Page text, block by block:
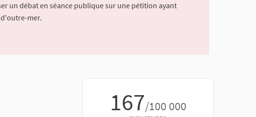
un débat en séance publique sur une pétition ayant
mer.
167/100 000